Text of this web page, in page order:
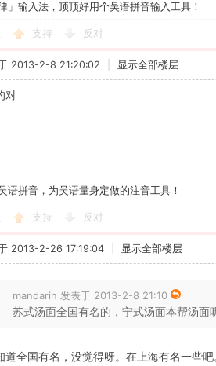
律」输入法，顶顶好用个吴语拼音输入工具！
支持 反对
2013-2-8 21:20:02 显示全部楼层
对
语拼音，为吴语量身定做的注音工具！
支持 反对
2013-2-26 17:19:04 显示全部楼层
mandarin 发表于 2013-2-8 21:10
苏式汤面全国有名的，宁式汤面本帮汤
道全国有名，没觉得呀。在上海有名一些